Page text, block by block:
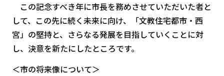
この記念すべき年に市長を務めさせていただいた者と
して、この先に続く未来に向け、「文教住宅都市・西
宮」の堅持と、さらなる発展を目指していくことに対
し、決意を新たにしたところです。
＜市の将来像について＞